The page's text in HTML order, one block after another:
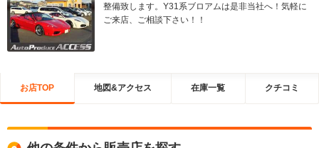
整備致します。Y31系ブロアムは是非当社へ！気軽に
ご来店、ご相談下さい！！
お店TOP 地図&アクセス 在庫一覧 クチコミ